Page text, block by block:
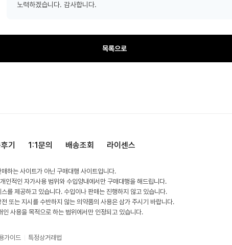
노력하겠습니다. 감사합니다.
목록으로
기 1:1문의 배송조회 라이센스
하는 사이트가 아닌 구매대행 사이트입니다.
인적인 자가사용 범위와 수입양내에서만 구매대행을 해드립니다.
를 제공하고 있습니다. 수입이나 판매는 진행하지 않고 있습니다.
또는 지시를 수반하지 않는 의약품의 사용은 삼가 주시기 바랍니다.
사용을 목적으로 하는 범위에서만 인정되고 있습니다.
가이드 특정상거래법